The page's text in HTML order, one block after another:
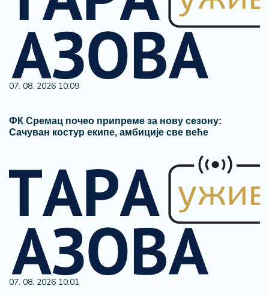
07. 08. 2026 10:09
ФК Сремац почео припреме за нову сезону:
Сачуван костур екипе, амбиције све веће
07. 08. 2026 10:01